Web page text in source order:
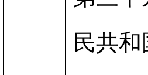
民共